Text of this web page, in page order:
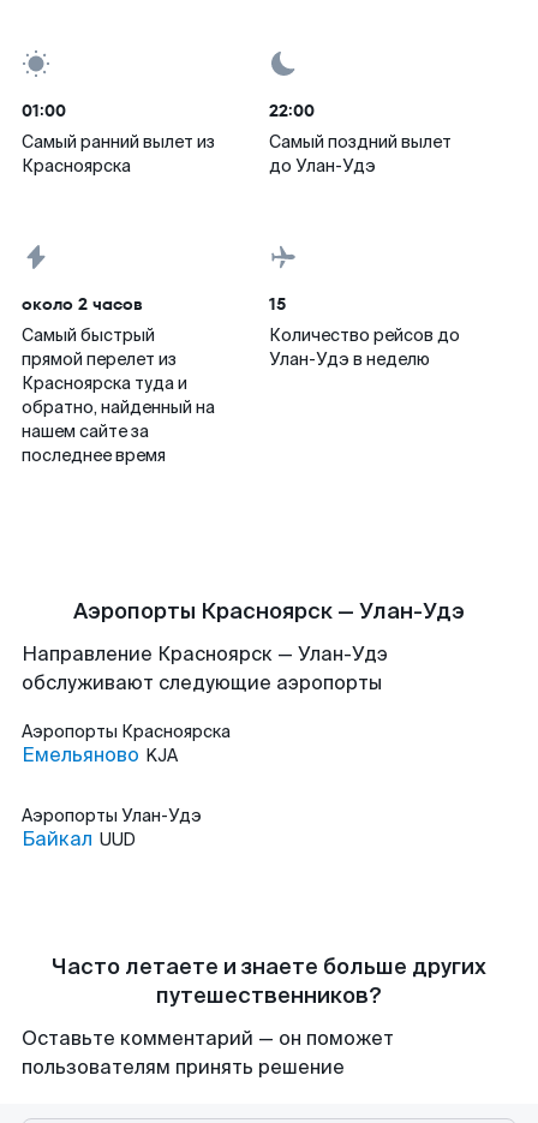
01:00
Самый ранний вылет из
Красноярска
22:00
Самый поздний вылет
до Улан-Удэ
около 2 часов
Самый быстрый
прямой перелет из
Красноярска туда и
обратно, найденный на
нашем сайте за
последнее время
15
Количество рейсов до
Улан-Удэ в неделю
Аэропорты Красноярск — Улан-Удэ
Направление Красноярск — Улан-Удэ
обслуживают следующие аэропорты
Аэропорты Красноярска
Емельяново KJA
Аэропорты Улан-Удэ
Байкал UUD
Часто летаете и знаете больше других
путешественников?
Оставьте комментарий — он поможет
пользователям принять решение